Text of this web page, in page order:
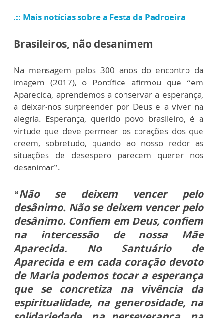
.:: Mais notícias sobre a Festa da Padroeira
Brasileiros, não desanimem
Na mensagem pelos 300 anos do encontro da
imagem (2017), o Pontífice afirmou que “em
Aparecida, aprendemos a conservar a esperança,
a deixar-nos surpreender por Deus e a viver na
alegria. Esperança, querido povo brasileiro, é a
virtude que deve permear os corações dos que
creem, sobretudo, quando ao nosso redor as
situações de desespero parecem querer nos
desanimar”.
“Não se deixem vencer pelo
desânimo. Não se deixem vencer pelo
desânimo. Confiem em Deus, confiem
na intercessão de nossa Mãe
Aparecida. No Santuário de
Aparecida e em cada coração devoto
de Maria podemos tocar a esperança
que se concretiza na vivência da
espiritualidade, na generosidade, na